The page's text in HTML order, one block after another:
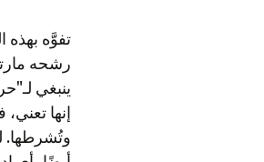
تفوَّه بهذه
رشحه
ينبغي
إنها
وتُشرطها.